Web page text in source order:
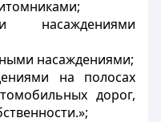
насаждениями
насаждениями;
на полосах
дорог,